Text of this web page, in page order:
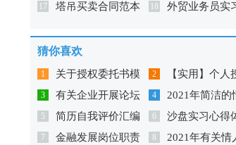
范文
17 塔吊买卖合同范本 18
外贸业务员实
猜你喜欢
1
关于授权委托书模
板合集8篇
2
【实用】个人
委托书范文锦集七
3
有关企业开展论坛
的策划方案
4
2021年简洁的
节祝福短语汇编
5
简历自我评价汇编
15篇
6 沙盘实习心得
7 金融发展岗位职责 8
2021年有关情